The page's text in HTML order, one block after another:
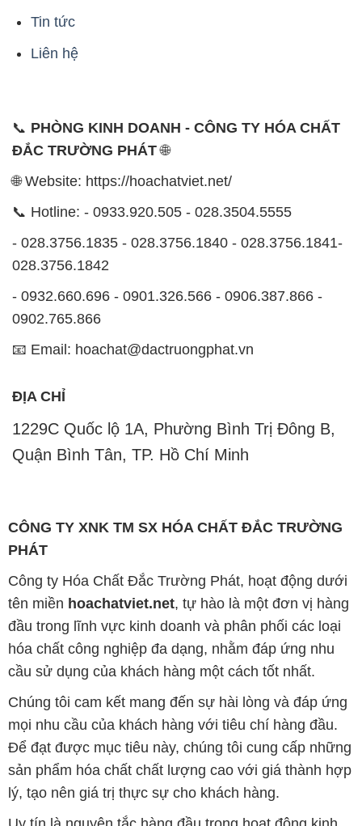
Tin tức
Liên hệ
📞 PHÒNG KINH DOANH - CÔNG TY HÓA CHẤT
ĐẮC TRƯỜNG PHÁT🌐
🌐 Website: https://hoachatviet.net/
📞 Hotline: - 0933.920.505 - 028.3504.5555
- 028.3756.1835 - 028.3756.1840 - 028.3756.1841-
028.3756.1842
- 0932.660.696 - 0901.326.566 - 0906.387.866 -
0902.765.866
📧 Email: hoachat@dactruongphat.vn
ĐỊA CHỈ
1229C Quốc lộ 1A, Phường Bình Trị Đông B,
Quận Bình Tân, TP. Hồ Chí Minh
CÔNG TY XNK TM SX HÓA CHẤT ĐẮC TRƯỜNG
PHÁT
Công ty Hóa Chất Đắc Trường Phát, hoạt động dưới
tên miền hoachatviet.net, tự hào là một đơn vị hàng
đầu trong lĩnh vực kinh doanh và phân phối các loại
hóa chất công nghiệp đa dạng, nhằm đáp ứng nhu
cầu sử dụng của khách hàng một cách tốt nhất.
Chúng tôi cam kết mang đến sự hài lòng và đáp ứng
mọi nhu cầu của khách hàng với tiêu chí hàng đầu.
Để đạt được mục tiêu này, chúng tôi cung cấp những
sản phẩm hóa chất chất lượng cao với giá thành hợp
lý, tạo nên giá trị thực sự cho khách hàng.